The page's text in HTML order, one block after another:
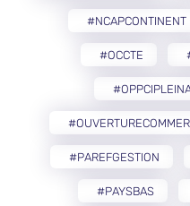
#NCAPCONTINENT
#OCCTE
#PAREFGESTION
#PAYSBAS